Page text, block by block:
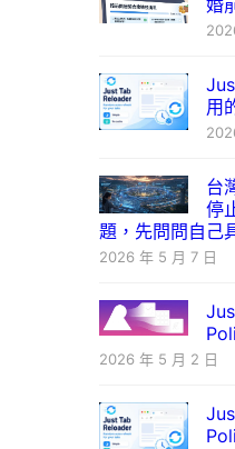
婚
用
台
停
題，先問問自己
2026 年 5 月 7 日
2026 年 5 月 2 日